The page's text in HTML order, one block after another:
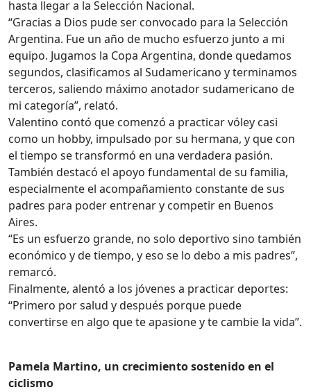
hasta llegar a la Selección Nacional.
“Gracias a Dios pude ser convocado para la Selección
Argentina. Fue un año de mucho esfuerzo junto a mi
equipo. Jugamos la Copa Argentina, donde quedamos
segundos, clasificamos al Sudamericano y terminamos
terceros, saliendo máximo anotador sudamericano de
mi categoría”, relató.
Valentino contó que comenzó a practicar vóley casi
como un hobby, impulsado por su hermana, y que con
el tiempo se transformó en una verdadera pasión.
También destacó el apoyo fundamental de su familia,
especialmente el acompañamiento constante de sus
padres para poder entrenar y competir en Buenos
Aires.
“Es un esfuerzo grande, no solo deportivo sino también
económico y de tiempo, y eso se lo debo a mis padres”,
remarcó.
Finalmente, alentó a los jóvenes a practicar deportes:
“Primero por salud y después porque puede
convertirse en algo que te apasione y te cambie la vida”.
Pamela Martino, un crecimiento sostenido en el
ciclismo